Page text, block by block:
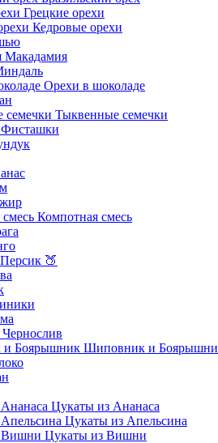
Грецкие орехи
Кедровые орехи
Макадамия
Орехи в шоколаде
Тыквенные семечки
Фисташки
Компотная смесь
Персик 🍑
Чернослив
Шиповник и
Цукаты из Ананаса
Цукаты из Апельсина
Цукаты из Вишни